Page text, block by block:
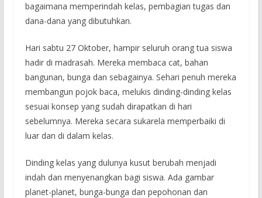
bagaimana memperindah kelas, pembagian tugas dan
dana-dana yang dibutuhkan.
Hari sabtu 27 Oktober, hampir seluruh orang tua siswa
hadir di madrasah. Mereka membaca cat, bahan
bangunan, bunga dan sebagainya. Sehari penuh mereka
membangun pojok baca, melukis dinding-dinding kelas
sesuai konsep yang sudah dirapatkan di hari
sebelumnya. Mereka secara sukarela memperbaiki di
luar dan di dalam kelas.
Dinding kelas yang dulunya kusut berubah menjadi
indah dan menyenangkan bagi siswa. Ada gambar
planet-planet, bunga-bunga dan pepohonan dan